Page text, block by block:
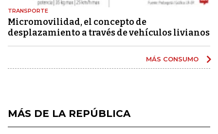
TRANSPORTE
Micromovilidad, el concepto de
desplazamiento a través de vehículos livianos
MÁS CONSUMO
MÁS DE LA REPÚBLICA